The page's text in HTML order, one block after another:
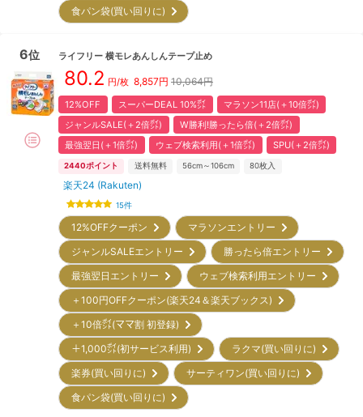
食パン袋(買い回りに)
6位 ライフリー 横モレあんしんテープ止め
80.2 円/枚 8,857円 10,064円
12%OFF スーパーDEAL 10%㌽
マラソン11店(＋10倍㌽)
ジャンルSALE(＋2倍㌽)
W勝利!勝ったら倍(＋2倍㌽)
最強翌日(＋1倍㌽)
ウェブ検索利用(＋1倍㌽) SPU(＋2倍㌽)
2440ポイント 送料無料 56cm～106cm 80枚入
楽天24 (Rakuten)
15件
12%OFFクーポン
マラソンエントリー
ジャンルSALEエントリー
勝ったら倍エントリー
最強翌日エントリー
ウェブ検索利用エントリー
＋100円OFFクーポン(楽天24＆楽天ブックス)
＋10倍㌽(ママ割 初登録)
＋1,000㌽(初サービス利用)
ラクマ(買い回りに)
楽券(買い回りに)
サーティワン(買い回りに)
食パン袋(買い回りに)